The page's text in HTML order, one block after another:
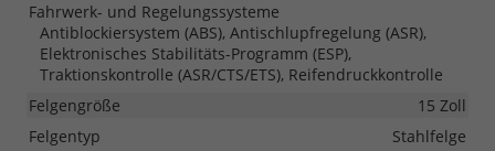
Fahrwerk- und Regelungssysteme
Antiblockiersystem (ABS), Antischlupfregelung (ASR),
Elektronisches Stabilitäts-Programm (ESP),
Traktionskontrolle (ASR/CTS/ETS), Reifendruckkontrolle
Felgengröße
15 Zoll
Felgentyp
Stahlfelge